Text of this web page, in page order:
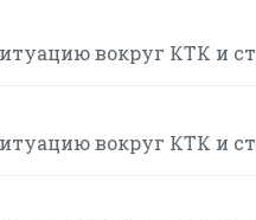
вокруг КТК и
вокруг КТК и